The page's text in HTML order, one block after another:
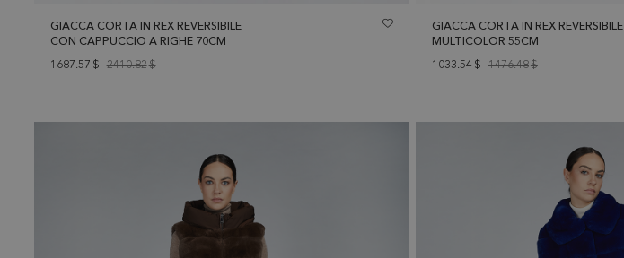
GIACCA CORTA IN REX REVERSIBILE
CON CAPPUCCIO A RIGHE 70CM
1687.57 $ 2410.82$
GIACCA CORTA IN REX REVERSIBILE
MULTICOLOR 55CM
1033.54 $ 1476.48$